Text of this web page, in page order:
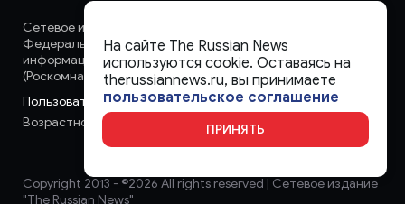
Сетевое издание «runews» (18+) зарегистрировано в
Федеральной службе по надзору в сфере связи,
информационных технологий и массовых коммуникаций
(Роскомнадзор)
Пользовательское соглашение
Возрастное ограничение:
Copyright 2013 - ©2026 All rights reserved | Сетевое издание
"The Russian News"
На сайте The Russian News
используются cookie. Оставаясь на
therussiannews.ru, вы принимаете
пользовательское соглашение
ПРИНЯТЬ